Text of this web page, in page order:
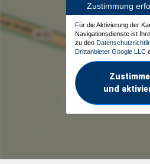
Zustimmung
Für die Aktivierung der
Navigationsdienste ist
zu den
Drittanbieter Google LLC
und